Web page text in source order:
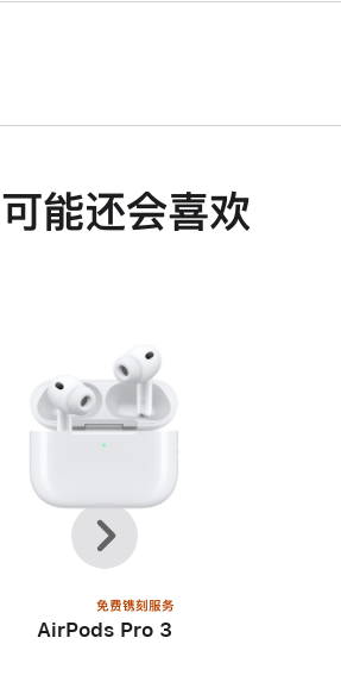
能还会喜欢
免费镌刻服务
AirPods Pro 3
上
一
个
下
一
个